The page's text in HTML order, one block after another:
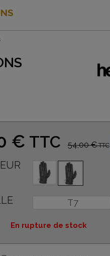
€ TTC 54,00 €TTC
T7
En rupture de stock